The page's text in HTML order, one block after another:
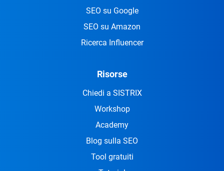
SEO su Google
SEO su Amazon
Ricerca Influencer
Risorse
Chiedi a SISTRIX
Workshop
Academy
Blog sulla SEO
Tool gratuiti